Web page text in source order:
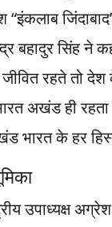
बहादुर सिंह ने
रहते तो
अखंड ही रहता
भारत के हर
उपाध्यक्ष अग्रेश